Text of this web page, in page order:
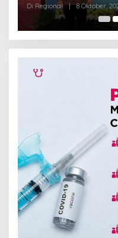
Di Regional | 8 Oktober,